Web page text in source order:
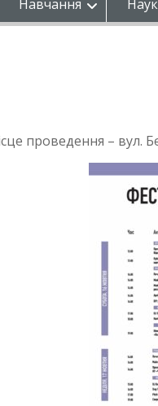
Навчання
проведення – вул.